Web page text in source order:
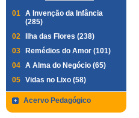
01 A Invenção da Infância
(285)
02
Ilha das Flores (238)
03
Remédios do Amor (101)
04 A Alma do Negócio (65)
05 Vidas no Lixo (58)
Acervo Pedagógico